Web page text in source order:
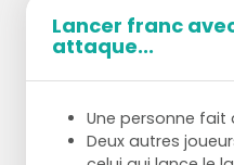
la sortie dribble
autour de l'autre
le passeur sprinte
défendre.
les attaquants ont
modifiée de cinq
voulez ou au
Les endroits du
peuvent
Lancer franc
attaque...
Une personne fait
Deux autres